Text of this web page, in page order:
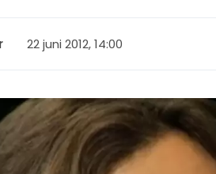
22 juni 2012, 14:00